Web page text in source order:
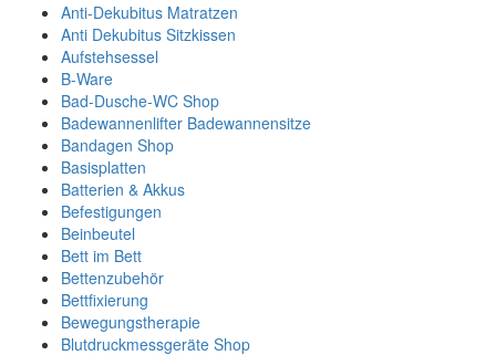
Anti-Dekubitus Matratzen
Anti Dekubitus Sitzkissen
Aufstehsessel
B-Ware
Bad-Dusche-WC Shop
Badewannenlifter Badewannensitze
Bandagen Shop
Basisplatten
Batterien & Akkus
Befestigungen
Beinbeutel
Bett im Bett
Bettenzubehör
Bettfixierung
Bewegungstherapie
Blutdruckmessgeräte Shop